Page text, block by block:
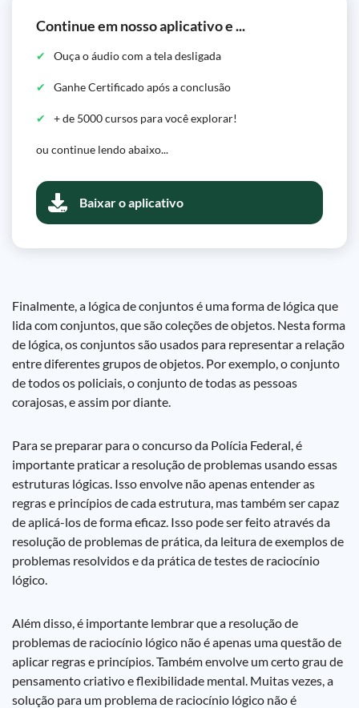
Continue em nosso aplicativo e ...
Ouça o áudio com a tela desligada
Ganhe Certificado após a conclusão
+ de 5000 cursos para você explorar!
ou continue lendo abaixo...
Baixar o aplicativo
Finalmente, a lógica de conjuntos é uma forma de lógica que
lida com conjuntos, que são coleções de objetos. Nesta forma
de lógica, os conjuntos são usados para representar a relação
entre diferentes grupos de objetos. Por exemplo, o conjunto
de todos os policiais, o conjunto de todas as pessoas
corajosas, e assim por diante.
Para se preparar para o concurso da Polícia Federal, é
importante praticar a resolução de problemas usando essas
estruturas lógicas. Isso envolve não apenas entender as
regras e princípios de cada estrutura, mas também ser capaz
de aplicá-los de forma eficaz. Isso pode ser feito através da
resolução de problemas de prática, da leitura de exemplos de
problemas resolvidos e da prática de testes de raciocínio
lógico.
Além disso, é importante lembrar que a resolução de
problemas de raciocínio lógico não é apenas uma questão de
aplicar regras e princípios. Também envolve um certo grau de
pensamento criativo e flexibilidade mental. Muitas vezes, a
solução para um problema de raciocínio lógico não é